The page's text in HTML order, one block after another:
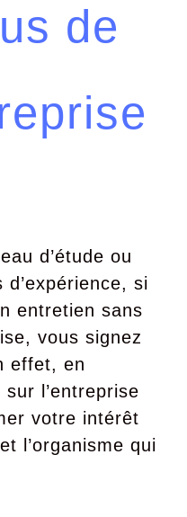
de
d’étude ou
d’expérience, si
entretien sans
vous signez
effet, en
l’entreprise
votre intérêt
l’organisme qui